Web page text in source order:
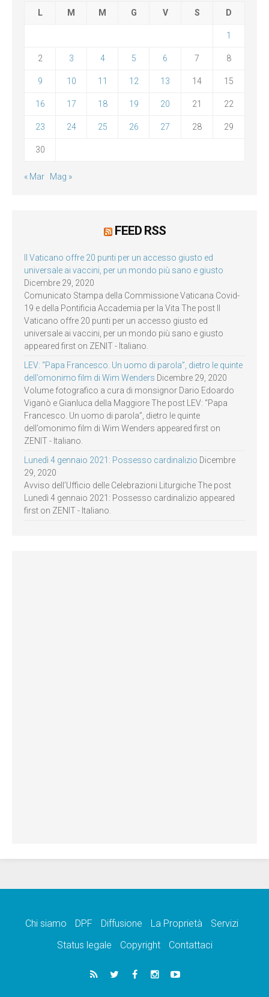
L M M G V S D
1
2 3 4 5 6 7 8
9 10 11 12 13 14 15
16 17 18 19 20 21 22
23 24 25 26 27 28 29
30
« Mar Mag »
FEED RSS
Il Vaticano offre 20 punti per un accesso giusto ed
universale ai vaccini, per un mondo più sano e giusto
Dicembre 29, 2020
Comunicato Stampa della Commissione Vaticana Covid-
19 e della Pontificia Accademia per la Vita The post Il
Vaticano offre 20 punti per un accesso giusto ed
universale ai vaccini, per un mondo più sano e giusto
appeared first on ZENIT - Italiano.
LEV: “Papa Francesco. Un uomo di parola”, dietro le quinte
dell’omonimo film di Wim Wenders Dicembre 29, 2020
Volume fotografico a cura di monsignor Dario Edoardo
Viganò e Gianluca della Maggiore The post LEV: “Papa
Francesco. Un uomo di parola”, dietro le quinte
dell’omonimo film di Wim Wenders appeared first on
ZENIT - Italiano.
Lunedì 4 gennaio 2021: Possesso cardinalizio Dicembre
29, 2020
Avviso dell’Ufficio delle Celebrazioni Liturgiche The post
Lunedì 4 gennaio 2021: Possesso cardinalizio appeared
first on ZENIT - Italiano.
Chi siamo DPF Diffusione La Proprietà
Servizi
Status legale
Copyright Contattaci